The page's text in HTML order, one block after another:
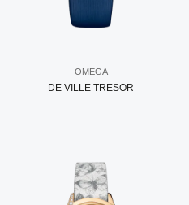
OMEGA
DE VILLE TRESOR